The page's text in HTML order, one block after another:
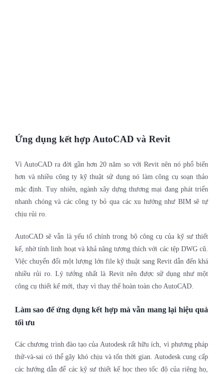
Ứng dụng kết hợp AutoCAD và Revit
Vì AutoCAD ra đời gần hơn 20 năm so với Revit nên nó phổ biến
hơn và nhiều công ty kỹ thuật sử dụng nó làm công cụ soạn thảo
mặc định. Tuy nhiên, ngành xây dựng thương mại đang phát triển
nhanh chóng và các công ty bỏ qua các xu hướng như BIM sẽ tự
chịu rủi ro.
AutoCAD sẽ vẫn là yếu tố chính trong bộ công cụ của kỹ sư thiết
kế, nhờ tính linh hoạt và khả năng tương thích với các tệp DWG cũ.
Việc chuyển đổi một lượng lớn file kỹ thuật sang Revit dẫn đến khá
nhiều rủi ro. Lý tưởng nhất là Revit nên được sử dụng như một
công cụ thiết kế mới, thay vì thay thế hoàn toàn cho AutoCAD.
Làm sao để ứng dụng kết hợp mà vẫn mang lại hiệu quả
tối ưu
Các chương trình đào tạo của Autodesk rất hữu ích, vì phương pháp
thử-và-sai có thể gây khó chịu và tốn thời gian. Autodesk cung cấp
các hướng dẫn để các kỹ sư thiết kế học theo tốc độ của riêng họ,